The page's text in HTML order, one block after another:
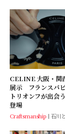
CELINE 大阪・関
展示 フランスパ
トリオンフが出会
登場
Craftsmanship 石川